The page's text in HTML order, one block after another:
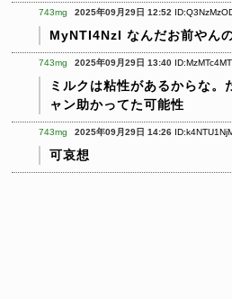
743mg 2025年09月29日 12:52
MyNTI4NzI なんだお前やん
743mg 2025年09月29日 13:40
ミルクは粘性があるからな。
ャン助かってた可能性
743mg 2025年09月29日 14:26
可哀想